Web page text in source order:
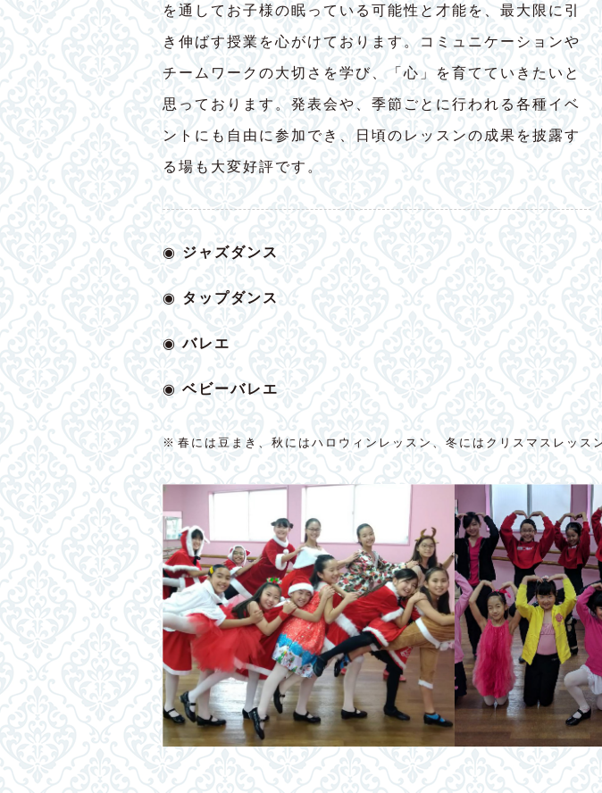
を通してお子様の眠っている可能性と才能を、最大限に引
き伸ばす授業を心がけております。コミュニケーションや
チームワークの大切さを学び、「心」を育てていきたいと
思っております。発表会や、季節ごとに行われる各種イベ
ントにも自由に参加でき、日頃のレッスンの成果を披露す
る場も大変好評です。
◉ ジャズダンス
◉ タップダンス
◉バレエ
◉ベビーバレエ
※春には豆まき、秋にはハロウィンレッスン、冬にはクリスマスレッス